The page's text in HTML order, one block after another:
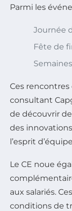
Parmi les
Journée
Fête de
Ces
consultant
de découvrir
des
l’esprit
Le CE noue
aux salariés.
conditions de